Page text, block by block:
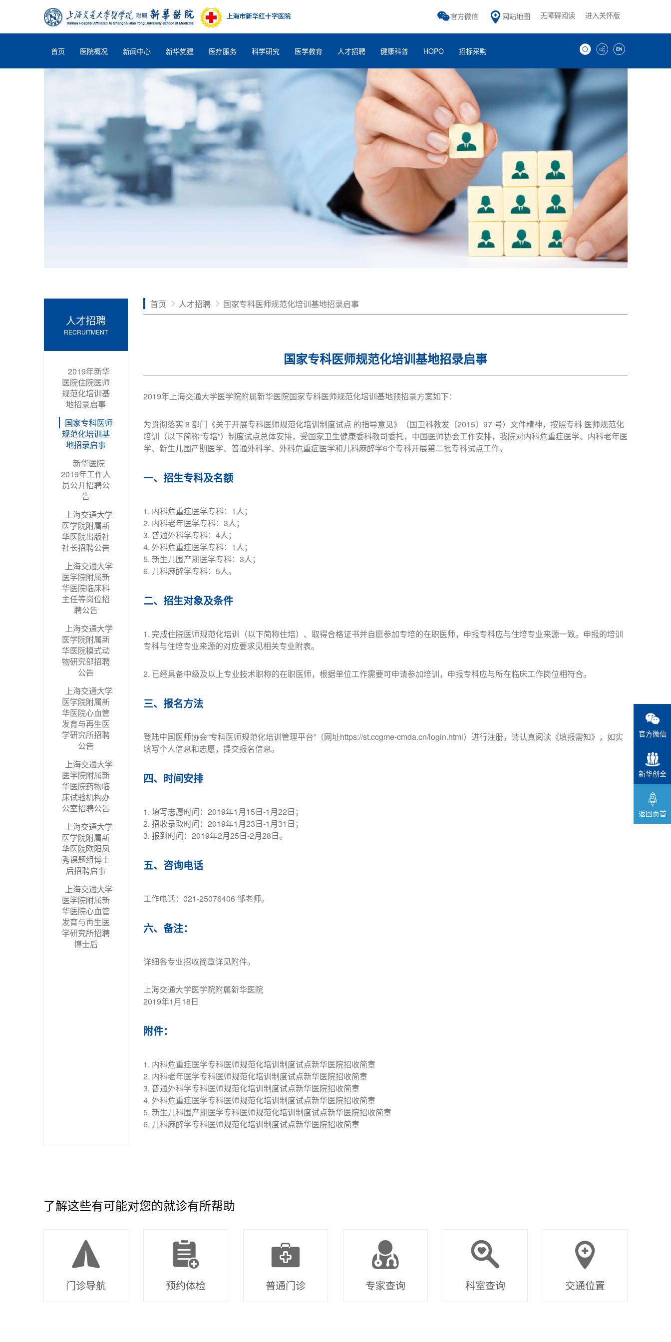
官方微信
新华创全
返回页首
官方微信 网站地图 无障碍阅读 进入关怀版
首页 医院概况 新闻中心 新华党建 医疗服务 科学研究 医学教育 人才招聘 健康科普 HOPO 招标采购
人才招聘
RECRUITMENT
2019年新华
医院住院医师
规范化培训基
地招录启事
国家专科医师
规范化培训基
地招录启事
新华医院
2019年工作人
员公开招聘公
告
上海交通大学
医学院附属新
华医院出版社
社长招聘公告
上海交通大学
医学院附属新
华医院临床科
主任等岗位招
聘公告
上海交通大学
医学院附属新
华医院模式动
物研究部招聘
公告
上海交通大学
医学院附属新
华医院心血管
发育与再生医
学研究所招聘
公告
上海交通大学
医学院附属新
华医院药物临
床试验机构办
公室招聘公告
上海交通大学
医学院附属新
华医院欧阳凤
秀课题组博士
后招聘启事
上海交通大学
医学院附属新
华医院心血管
发育与再生医
学研究所招聘
博士后
首页 人才招聘 国家专科医师规范化培训基地招录启事
国家专科医师规范化培训基地招录启事
2019年上海交通大学医学院附属新华医院国家专科医师规范化培训基地预招录方案如下：
为贯彻落实 8 部门《关于开展专科医师规范化培训制度试点 的指导意见》（国卫科教发〔2015〕97 号）文件精神，按照专科 医师规范化
培训（以下简称“专培”）制度试点总体安排，受国家卫生健康委科教司委托，中国医师协会工作安排，我院对内科危重症医学、内科老年医
学、新生儿围产期医学、普通外科学、外科危重症医学和儿科麻醉学6个专科开展第二批专科试点工作。
一、招生专科及名额
1. 内科危重症医学专科：1人；
2. 内科老年医学专科：3人；
3. 普通外科学专科：4人；
4. 外科危重症医学专科：1人；
5. 新生儿围产期医学专科：3人；
6. 儿科麻醉学专科：5人。
二、招生对象及条件
1. 完成住院医师规范化培训（以下简称住培）、取得合格证书并自愿参加专培的在职医师，申报专科应与住培专业来源一致。申报的培训
专科与住培专业来源的对应要求见相关专业附表。
2. 已经具备中级及以上专业技术职称的在职医师，根据单位工作需要可申请参加培训，申报专科应与所在临床工作岗位相符合。
三、报名方法
登陆中国医师协会“专科医师规范化培训管理平台”（网址https://st.ccgme-cmda.cn/login.html）进行注册。请认真阅读《填报需知》，如实
填写个人信息和志愿，提交报名信息。
四、时间安排
1. 填写志愿时间：2019年1月15日-1月22日；
2. 招收录取时间：2019年1月23日-1月31日；
3. 报到时间：2019年2月25日-2月28日。
五、咨询电话
工作电话：021-25076406 邹老师。
六、备注：
详细各专业招收简章详见附件。
上海交通大学医学院附属新华医院
2019年1月18日
附件：
1. 内科危重症医学专科医师规范化培训制度试点新华医院招收简章
2. 内科老年医学专科医师规范化培训制度试点新华医院招收简章
3. 普通外科学专科医师规范化培训制度试点新华医院招收简章
4. 外科危重症医学专科医师规范化培训制度试点新华医院招收简章
5. 新生儿科围产期医学专科医师规范化培训制度试点新华医院招收简章
6. 儿科麻醉学专科医师规范化培训制度试点新华医院招收简章
了解这些有可能对您的就诊有所帮助
门诊导航 预约体检 普通门诊 专家查询 科室查询 交通位置